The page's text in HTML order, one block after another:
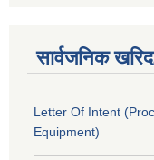
सार्वजनिक
Letter Of Intent
Equipment)